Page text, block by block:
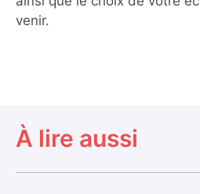
venir.
À lire aussi